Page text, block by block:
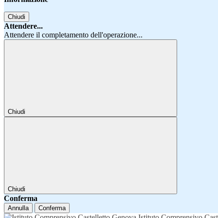
Chiudi
Attendere...
Attendere il completamento dell'operazione...
Chiudi
Chiudi
Conferma
Annulla Conferma